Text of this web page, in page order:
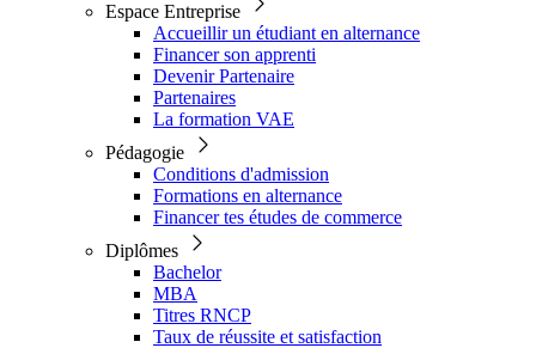
Espace Entreprise
Accueillir un étudiant en alternance
Financer son apprenti
Devenir Partenaire
Partenaires
La formation VAE
Pédagogie
Conditions d'admission
Formations en alternance
Financer tes études de commerce
Diplômes
Bachelor
MBA
Titres RNCP
Taux de réussite et satisfaction